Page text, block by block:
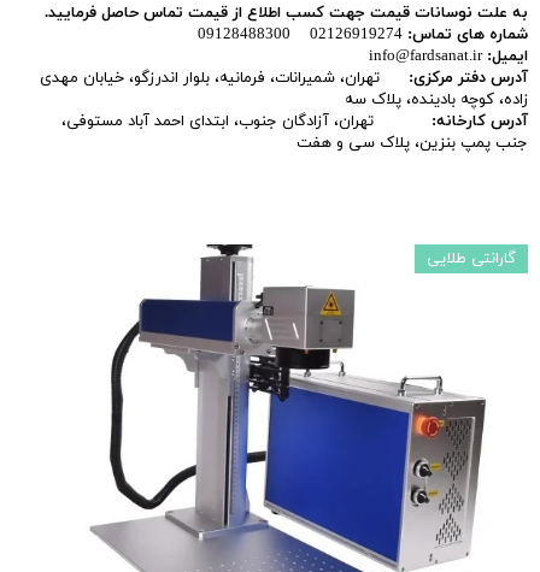
به علت نوسانات قیمت جهت کسب اطلاع از قیمت تماس حاصل فرمایید.
شماره های تماس:
ایمیل:info@fardsanat.ir
آدرس دفتر مرکزی: تهران، شمیرانات، فرمانیه، بلوار اندرزگو، خیابان مهدی
زاده، کوچه بادینده، پلاک سه
آدرس کارخانه: تهران، آزادگان جنوب، ابتدای احمد آباد مستوفی،
جنب پمپ بنزین، پلاک سی و هفت
گارانتی طلایی